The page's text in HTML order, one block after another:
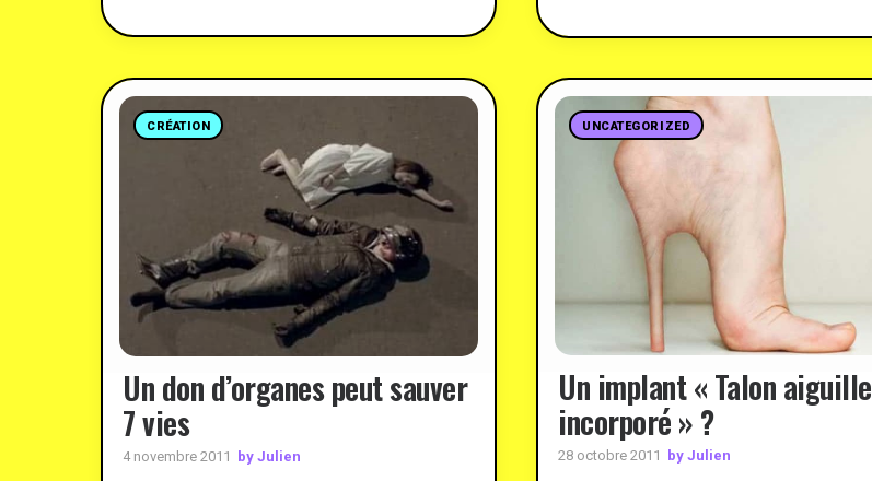
CRÉATION
Un don d’organes peut sauver
7 vies
4 novembre 2011 by Julien
UNCATEGORIZED
Un implant « Talon aiguille
incorporé » ?
28 octobre 2011 by Julien